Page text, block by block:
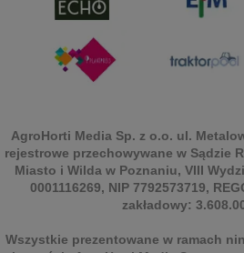
AgroHorti Media Sp. z o.o. ul.
rejestrowe przechowywane w Sądzie
Miasto i Wilda w Poznaniu, VIII
0001116269, NIP 7792573719,
zakładowy:
Wszystkie prezentowane w ramach